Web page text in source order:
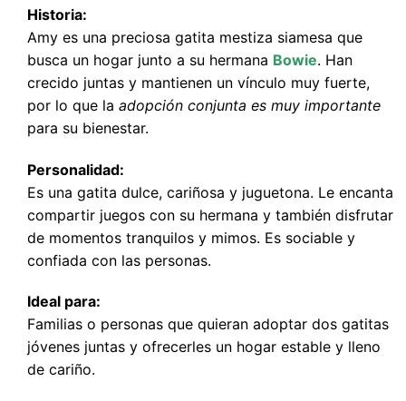
Historia:
Amy es una preciosa gatita mestiza siamesa que
busca un hogar junto a su hermana Bowie. Han
crecido juntas y mantienen un vínculo muy fuerte,
por lo que la adopción conjunta es muy importante
para su bienestar.
Personalidad:
Es una gatita dulce, cariñosa y juguetona. Le encanta
compartir juegos con su hermana y también disfrutar
de momentos tranquilos y mimos. Es sociable y
confiada con las personas.
Ideal para:
Familias o personas que quieran adoptar dos gatitas
jóvenes juntas y ofrecerles un hogar estable y lleno
de cariño.